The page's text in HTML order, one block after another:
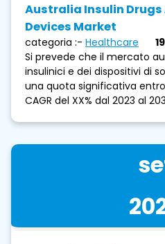
Australia Insulin Drugs
Devices Market
categoria :- Healthcare
Si prevede che il mercato
insulinici e dei dispositivi di
una quota significativa
CAGR del XX% dal 2023 al